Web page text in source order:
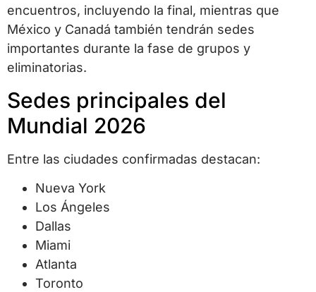
encuentros, incluyendo la final, mientras que
México y Canadá también tendrán sedes
importantes durante la fase de grupos y
eliminatorias.
Sedes principales del
Mundial 2026
Entre las ciudades confirmadas destacan:
Nueva York
Los Ángeles
Dallas
Miami
Atlanta
Toronto